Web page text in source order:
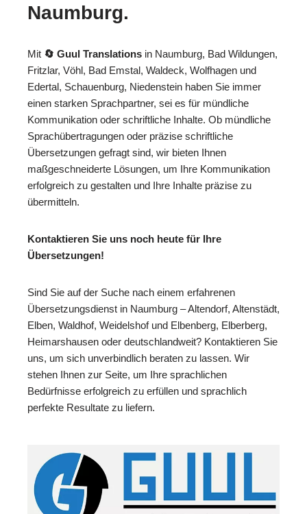
Naumburg.
Mit 🔄 Guul Translations in Naumburg, Bad Wildungen,
Fritzlar, Vöhl, Bad Emstal, Waldeck, Wolfhagen und
Edertal, Schauenburg, Niedenstein haben Sie immer
einen starken Sprachpartner, sei es für mündliche
Kommunikation oder schriftliche Inhalte. Ob mündliche
Sprachübertragungen oder präzise schriftliche
Übersetzungen gefragt sind, wir bieten Ihnen
maßgeschneiderte Lösungen, um Ihre Kommunikation
erfolgreich zu gestalten und Ihre Inhalte präzise zu
übermitteln.
Kontaktieren Sie uns noch heute für Ihre
Übersetzungen!
Sind Sie auf der Suche nach einem erfahrenen
Übersetzungsdienst in Naumburg – Altendorf, Altenstädt,
Elben, Waldhof, Weidelshof und Elbenberg, Elberberg,
Heimarshausen oder deutschlandweit? Kontaktieren Sie
uns, um sich unverbindlich beraten zu lassen. Wir
stehen Ihnen zur Seite, um Ihre sprachlichen
Bedürfnisse erfolgreich zu erfüllen und sprachlich
perfekte Resultate zu liefern.